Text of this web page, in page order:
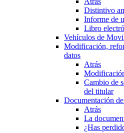
Distintivo
Informe de
Libro
Vehículos de
Modificación,
datos
Atrás
Cambio de
del titular
Documentación
Atrás
La
¿Has